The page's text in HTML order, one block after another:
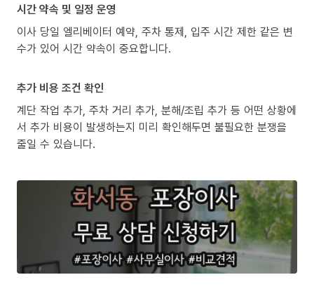
시간 약속 및 일정 운영
이사 당일 엘리베이터 예약, 주차 통제, 입주 시간 제한 같은 변
수가 있어 시간 약속이 중요합니다.
추가 비용 조건 확인
계단 작업 추가, 주차 거리 추가, 분해/조립 추가 등 어떤 상황에
서 추가 비용이 발생하는지 미리 확인해두면 불필요한 분쟁을
줄일 수 있습니다.